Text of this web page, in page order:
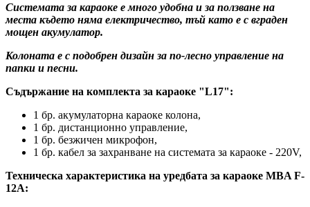
Системата за караоке е много удобна и за ползване на
места където няма електричество, тъй като е с вграден
мощен акумулатор.
Колоната е с подобрен дизайн за по-лесно управление на
папки и песни.
Съдържание на комплекта за караоке "L17":
1 бр. акумулаторна караоке колона,
1 бр. дистанционно управление,
1 бр. безжичен микрофон,
1 бр. кабел за захранване на системата за караоке - 220V,
Техническа характеристика на уредбата за караоке MBA F-
12A: